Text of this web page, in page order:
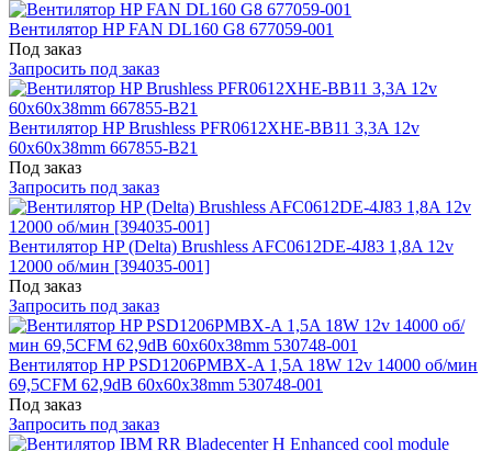
Вентилятор HP FAN DL160 G8 677059-001
Под заказ
Запросить под заказ
Вентилятор HP Brushless PFR0612XHE-BB11 3,3A 12v
60x60x38mm 667855-B21
Под заказ
Запросить под заказ
Вентилятор HP (Delta) Brushless AFC0612DE-4J83 1,8A 12v
12000 об/мин [394035-001]
Под заказ
Запросить под заказ
Вентилятор HP PSD1206PMBX-A 1,5A 18W 12v 14000 об/мин
69,5CFM 62,9dB 60x60x38mm 530748-001
Под заказ
Запросить под заказ